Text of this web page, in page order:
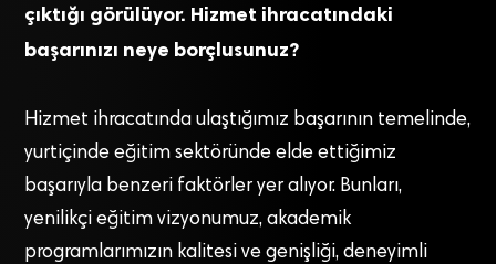
çıktığı görülüyor. Hizmet ihracatındaki
başarınızı neye borçlusunuz?
Hizmet ihracatında ulaştığımız başarının temelinde,
yurtiçinde eğitim sektöründe elde ettiğimiz
başarıyla benzeri faktörler yer alıyor. Bunları,
yenilikçi eğitim vizyonumuz, akademik
programlarımızın kalitesi ve genişliği, deneyimli